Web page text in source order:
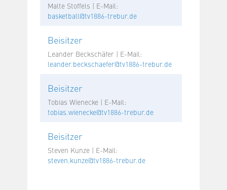
Malte Stoffels | E-Mail:
basketball@tv1886-trebur.de
Beisitzer
Leander Beckschäfer | E-Mail:
leander.beckschaefer@tv1886-trebur.de
Beisitzer
Tobias Wienecke | E-Mail:
tobias.wienecke@tv1886-trebur.de
Beisitzer
Steven Kunze | E-Mail:
steven.kunze@tv1886-trebur.de